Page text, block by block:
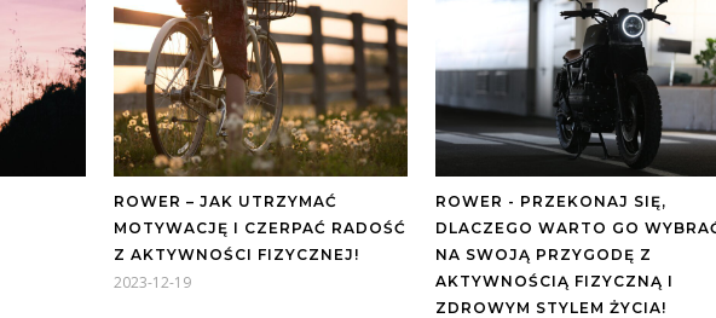
ROWER – JAK UTRZYMAĆ
MOTYWACJĘ I CZERPAĆ RADOŚĆ
Z AKTYWNOŚCI FIZYCZNEJ!
2023-12-19
ROWER - PRZEKONAJ SIĘ,
DLACZEGO WARTO GO
NA SWOJĄ PRZYGODĘ Z
AKTYWNOŚCIĄ FIZYCZNĄ I
ZDROWYM STYLEM ŻYCIA!